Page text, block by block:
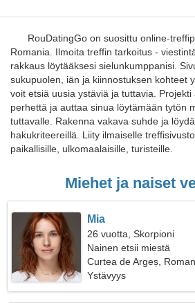
RouDatingGo on suosittu online-
Romania. Ilmoita treffin tarkoitus -
rakkaus löytääksesi sielunkumppanisi.
sukupuolen, iän ja kiinnostuksen kohteet
voit etsiä uusia ystäviä ja tuttavia.
perhettä ja auttaa sinua löytämään tytön
tuttavalle. Rakenna vakava suhde ja
hakukriteereillä. Liity ilmaiselle
paikallisille, ulkomaalaisille, turisteille.
Miehet ja naiset
Mia
26 vuotta, Skorpioni
Nainen etsii miestä
Curtea de Argeș,
Ystävyys